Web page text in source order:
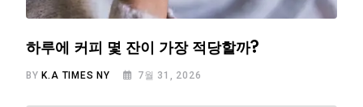
하루에 커피 몇 잔이 가장 적당할까?
BYK.A TIMES NY 7월 31, 2026